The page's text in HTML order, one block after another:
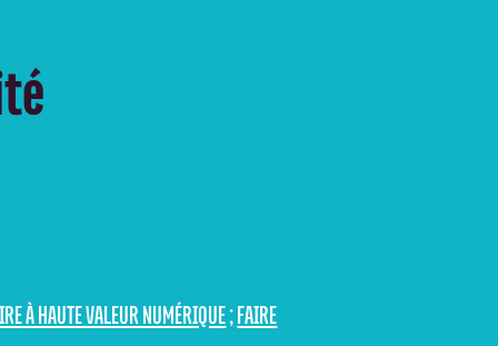
À HAUTE VALEUR NUMÉRIQUE;FAIRE